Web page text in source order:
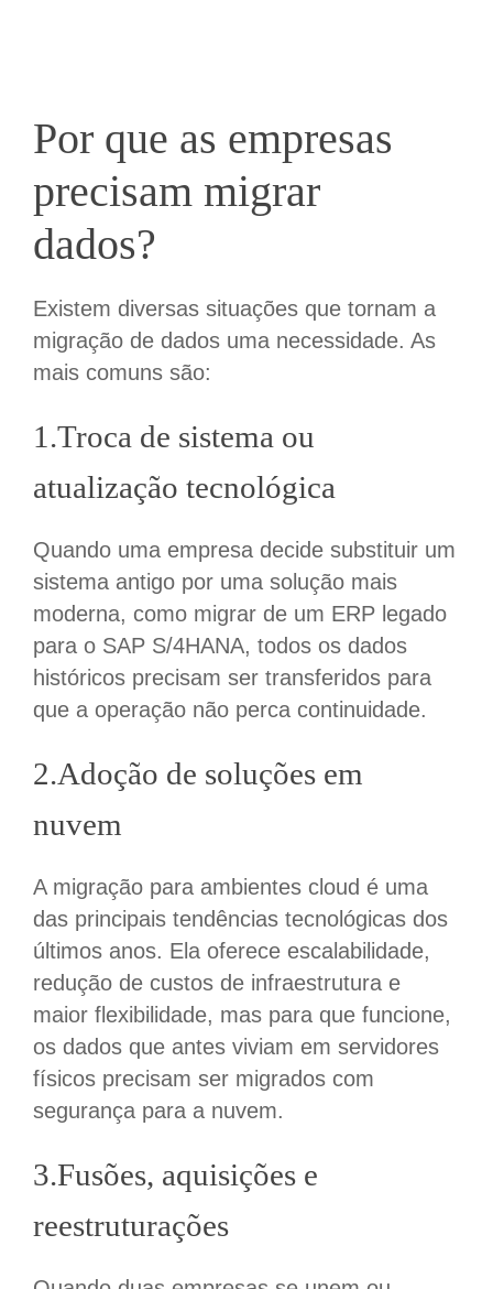
Por que as empresas
precisam migrar
dados?
Existem diversas situações que tornam a
migração de dados uma necessidade. As
mais comuns são:
1.Troca de sistema ou
atualização tecnológica
Quando uma empresa decide substituir um
sistema antigo por uma solução mais
moderna, como migrar de um ERP legado
para o SAP S/4HANA, todos os dados
históricos precisam ser transferidos para
que a operação não perca continuidade.
2.Adoção de soluções em
nuvem
A migração para ambientes cloud é uma
das principais tendências tecnológicas dos
últimos anos. Ela oferece escalabilidade,
redução de custos de infraestrutura e
maior flexibilidade, mas para que funcione,
os dados que antes viviam em servidores
físicos precisam ser migrados com
segurança para a nuvem.
3.Fusões, aquisições e
reestruturações